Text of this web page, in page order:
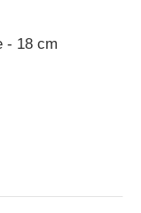
- 18 cm